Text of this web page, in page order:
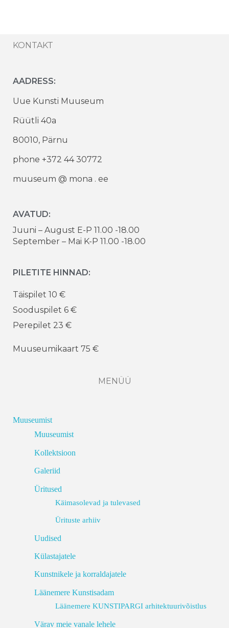
KONTAKT
AADRESS:
Uue Kunsti Muuseum
Rüütli 40a
80010, Pärnu
phone +372 44 30772
muuseum @ mona . ee
AVATUD:
Juuni – August E-P 11.00 -18.00
September – Mai K-P 11.00 -18.00
PILETITE HINNAD:
Täispilet 10 €
Sooduspilet 6 €
Perepilet 23 €
Muuseumikaart 75 €
MENÜÜ
Muuseumist
Muuseumist
Kollektsioon
Galeriid
Üritused
Käimasolevad ja tulevased
Ürituste arhiiv
Uudised
Külastajatele
Kunstnikele ja korraldajatele
Läänemere Kunstisadam
Läänemere KUNSTIPARGI arhitektuurivõistlus
Värav meie vanale lehele